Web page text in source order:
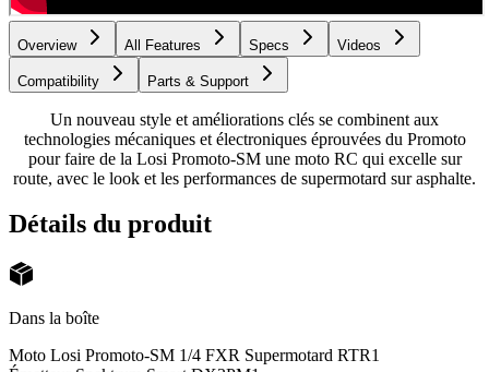
Overview All Features Specs Videos
Compatibility Parts & Support
Un nouveau style et améliorations clés se combinent aux
technologies mécaniques et électroniques éprouvées du Promoto
pour faire de la Losi Promoto-SM une moto RC qui excelle sur
route, avec le look et les performances de supermotard sur asphalte.
Détails du produit
Dans la boîte
Moto Losi Promoto-SM 1/4 FXR Supermotard RTR1